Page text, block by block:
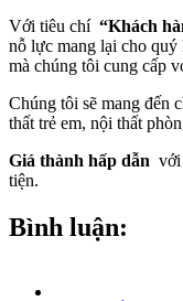
Với tiêu chí “Khách
nỗ lực mang lại cho quý
mà chúng tôi cung cấp
Chúng tôi sẽ mang đến
thất trẻ em, nội thất
Giá thành hấp dẫn với
tiện.
Bình luận: